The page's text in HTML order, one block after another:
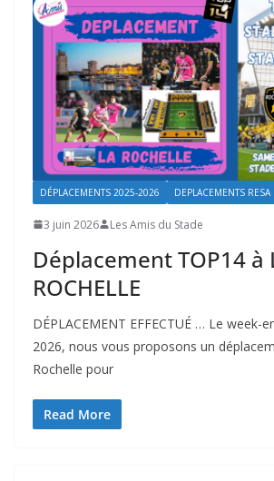
DÉPLACEMENTS 2025-2026 DEPLACEMENTS RESA
3 juin 2026 Les Amis du Stade
Déplacement TOP14 à
ROCHELLE
DÉPLACEMENT EFFECTUÉ … Le week-
2026, nous vous proposons un
Rochelle pour
Read More